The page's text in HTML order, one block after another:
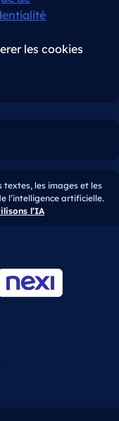
les cookies
textes, les images et les
l’intelligence artificielle.
l’IA